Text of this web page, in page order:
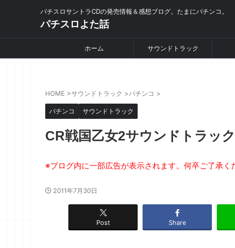
パチスロサントラCDの発売情報＆感想ブログ。たまにパチンコ。
パチスロよた話
ホーム サウンドトラック
HOME >サウンドトラック >パチンコ >
パチンコ サウンドトラック
CR戦国乙女2サウンドトラッ
2011年7月30日
Post Share